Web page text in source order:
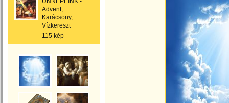
Advent,
Karácsony,
Vízkereszt
115 kép